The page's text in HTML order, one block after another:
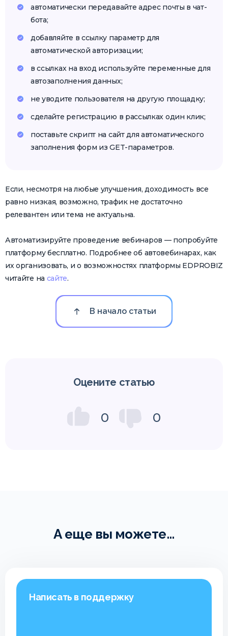
автоматически передавайте адрес почты в чат-
бота;
добавляйте в ссылку параметр для
автоматической авторизации;
в ссылках на вход используйте переменные для
автозаполнения данных;
не уводите пользователя на другую площадку;
сделайте регистрацию в рассылках один клик;
поставьте скрипт на сайт для автоматического
заполнения форм из GET-параметров.
Если, несмотря на любые улучшения, доходимость все
равно низкая, возможно, трафик не достаточно
релевантен или тема не актуальна.
Автоматизируйте проведение вебинаров — попробуйте
платформу бесплатно. Подробнее об автовебинарах, как
их организовать, и о возможностях платформы EDPROBIZ
читайте на сайте.
В начало статьи
Оцените статью
0 0
А еще вы можете...
Написать в поддержку